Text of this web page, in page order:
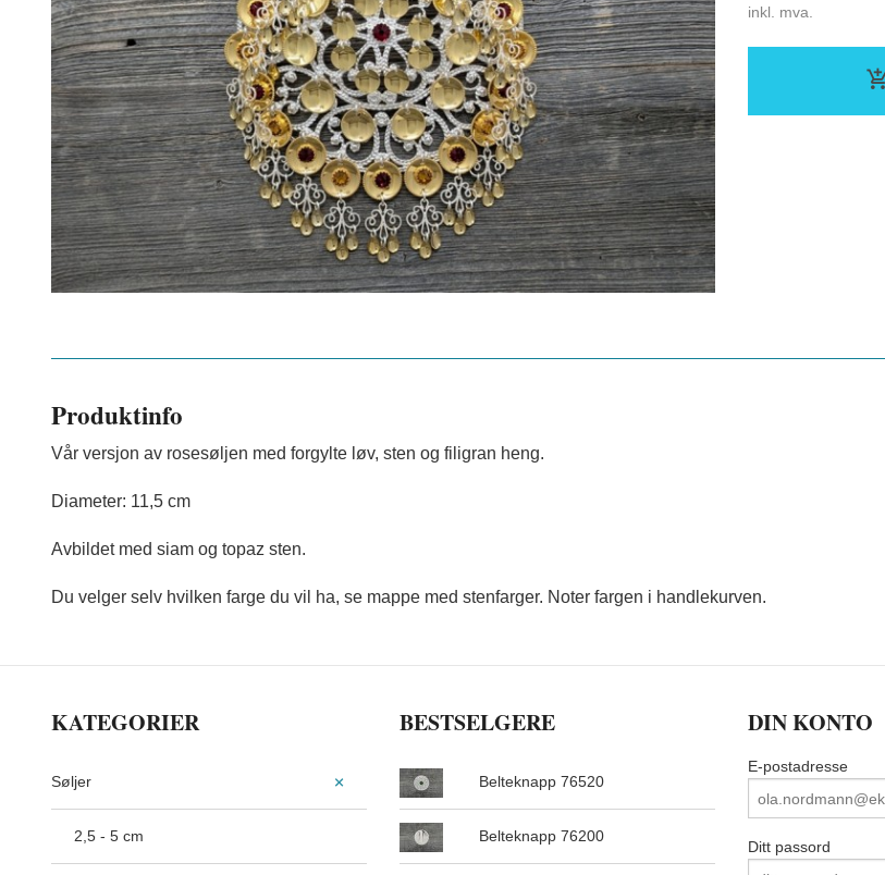
inkl. mva.
Produktinfo
Vår versjon av rosesøljen med forgylte løv, sten og filigran heng.
Diameter: 11,5 cm
Avbildet med siam og topaz sten.
Du velger selv hvilken farge du vil ha, se mappe med stenfarger. Noter fargen i handlekurven.
KATEGORIER
Søljer
2,5 - 5 cm
BESTSELGERE
Belteknapp 76520
Belteknapp 76200
DIN KONTO
E-postadresse
Ditt passord